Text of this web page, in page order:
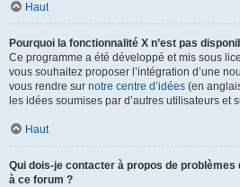
Haut
Pourquoi la fonctionnalité X n’est pas
Ce programme a été développé et mis sous
vous souhaitez proposer l’intégration d’une
vous rendre sur notre centre d’idées (en
les idées soumises par d’autres utilisateurs et
Haut
Qui dois-je contacter à propos de problèmes
à ce forum ?